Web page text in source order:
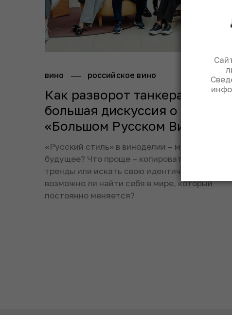
вино российское вино
Как разворот танкера:
большая дискуссия о
«Большом Русском Вине»
«Русский стиль» в виноделии – миф или
будущее? Что проще – копировать мировые
тренды или искать свою идентичность? И
возможно ли найти себя в мире, который
постоянно меняется?